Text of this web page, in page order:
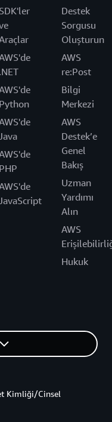
SDK'ler
.NET
Python
PHP
Destek
Sorgusu
Oluşturun
AWS
re:Post
Bilgi
Merkezi
AWS
Destek’e
Genel
Bakış
Uzman
Yardımı
Alın
AWS
Hukuk
Kimliği/Cinsel